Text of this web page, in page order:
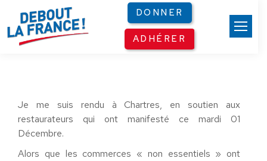
DONNER
ADHÉRER
Je me suis rendu à Chartres, en soutien aux
restaurateurs qui ont manifesté ce mardi 01
Décembre.
Alors que les commerces « non essentiels » ont
Panneau de gestion des cookies